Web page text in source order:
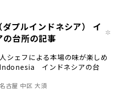
プルインドネシア） イ
の台所の記事
シェフによる本場の味が楽しめ
インドネシアの台
名古屋 中区 大須